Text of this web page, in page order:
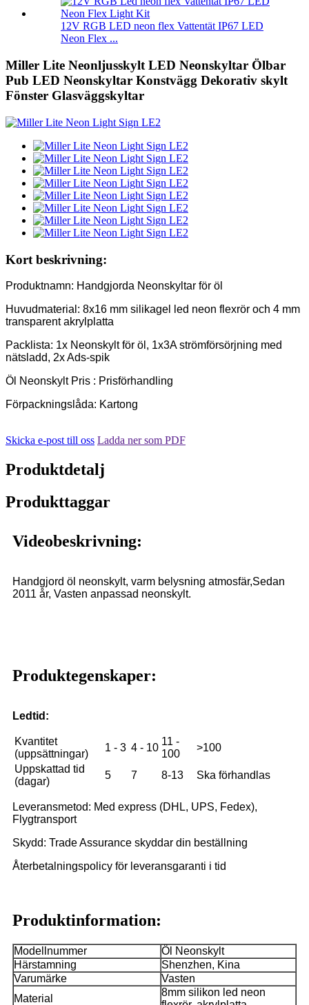
12V RGB LED neon flex Vattentät IP67 LED
Neon Flex ...
Miller Lite Neonljusskylt LED Neonskyltar Ölbar
Pub LED Neonskyltar Konstvägg Dekorativ skylt
Fönster Glasväggskyltar
Kort beskrivning:
Produktnamn: Handgjorda Neonskyltar för öl
Huvudmaterial: 8x16 mm silikagel led neon flexrör och 4 mm
transparent akrylplatta
Packlista: 1x Neonskylt för öl, 1x3A strömförsörjning med
nätsladd, 2x Ads-spik
Öl Neonskylt Pris : Prisförhandling
Förpackningslåda: Kartong
Skicka e-post till oss Ladda ner som PDF
Produktdetalj
Produkttaggar
Videobeskrivning:
Handgjord öl neonskylt, varm belysning atmosfär,Sedan
2011 år, Vasten anpassad neonskylt.
Produktegenskaper:
Ledtid:
Kvantitet
(uppsättningar)
1 - 3 4 - 10
11 -
100
>100
Uppskattad tid
(dagar)
5 7 8-13 Ska förhandlas
Leveransmetod: Med express (DHL, UPS, Fedex),
Flygtransport
Skydd: Trade Assurance skyddar din beställning
Återbetalningspolicy för leveransgaranti i tid
Produktinformation:
Modellnummer
Öl Neonskylt
Härstamning
Shenzhen, Kina
Varumärke
Vasten
Material
8mm silikon led neon